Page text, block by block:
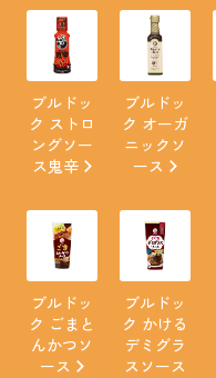
ブルドッ
ク ストロ
ングソー
ス鬼辛
ブルドッ
ク オーガ
ニックソ
ース
ブルドッ
ク ごまと
んかつソ
ース
ブルドッ
ク かける
デミグラ
スソース